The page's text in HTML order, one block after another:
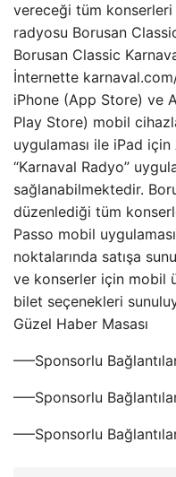
vereceği tüm konserleri
radyosu Borusan
Borusan Classic
İnternette
iPhone (App Store) ve
Play Store) mobil
uygulaması ile iPad
“Karnaval Radyo”
sağlanabilmektedir.
düzenlediği tüm
Passo mobil
noktalarında satışa
ve konserler için mobil
bilet seçenekleri
Güzel Haber Masası
—–Sponsorlu
—–Sponsorlu
—–Sponsorlu